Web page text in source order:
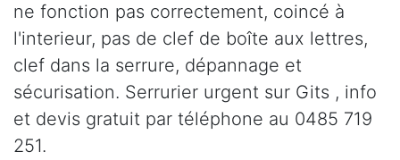
ne fonction pas correctement, coincé à
l'interieur, pas de clef de boîte aux lettres,
clef dans la serrure, dépannage et
sécurisation. Serrurier urgent sur Gits , info
et devis gratuit par téléphone au 0485 719
251.